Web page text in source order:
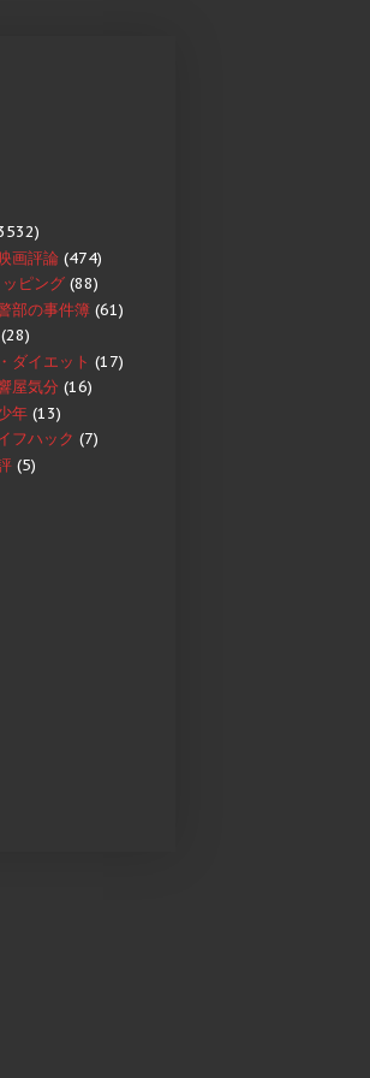
画評論 (474)
ピング (88)
部の事件簿 (61)
(28)
ダイエット (17)
屋気分 (16)
年 (13)
フハック (7)
(5)